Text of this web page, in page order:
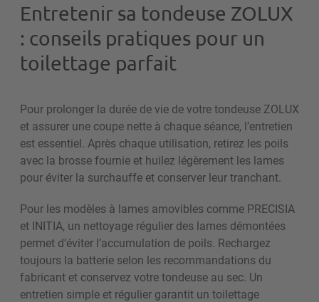
Entretenir sa tondeuse ZOLUX
: conseils pratiques pour un
toilettage parfait
Pour prolonger la durée de vie de votre tondeuse ZOLUX
et assurer une coupe nette à chaque séance, l’entretien
est essentiel. Après chaque utilisation, retirez les poils
avec la brosse fournie et huilez légèrement les lames
pour éviter la surchauffe et conserver leur tranchant.
Pour les modèles à lames amovibles comme PRECISIA
et INITIA, un nettoyage régulier des lames démontées
permet d’éviter l’accumulation de poils. Rechargez
toujours la batterie selon les recommandations du
fabricant et conservez votre tondeuse au sec. Un
entretien simple et régulier garantit un toilettage